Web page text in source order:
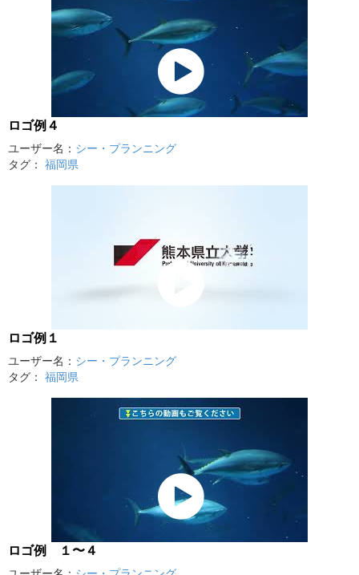
ロゴ例４
ユーザー名： シー・プランニング
タグ： 福岡県
ロゴ例１
ユーザー名： シー・プランニング
タグ： 福岡県
ロゴ例 １〜４